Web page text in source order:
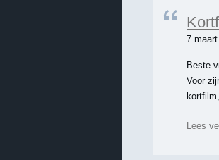
7
Beste
Voor
Lees